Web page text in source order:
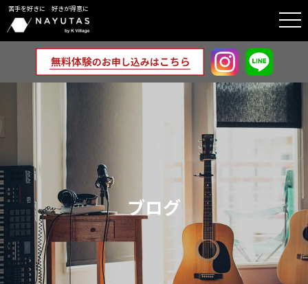
苦手を好きに 好きが得意に
ブログ